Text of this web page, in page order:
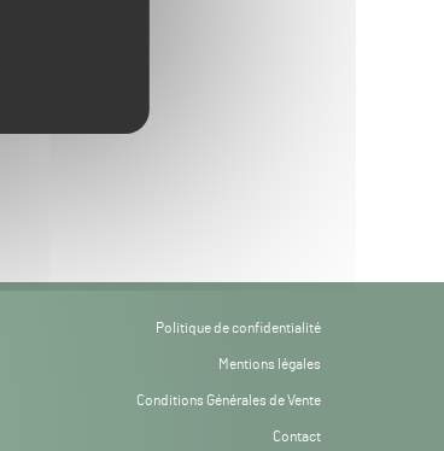
Politique de confidentialité
Mentions légales
Conditions Générales de Vente
Contact